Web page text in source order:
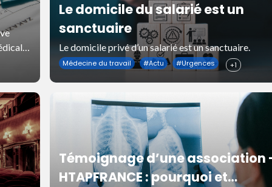
jours
Le domicile du salarié est un
sanctuaire
Le domicile privé d’un salarié est un sanctuaire.
Médecine du travail #Actu #Urgences +1
Témoignage d’une association
HTAPFRANCE : pourquoi et